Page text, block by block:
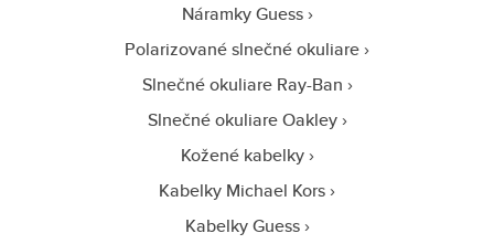
Náramky Guess
Polarizované slnečné okuliare
Slnečné okuliare Ray-Ban
Slnečné okuliare Oakley
Kožené kabelky
Kabelky Michael Kors
Kabelky Guess